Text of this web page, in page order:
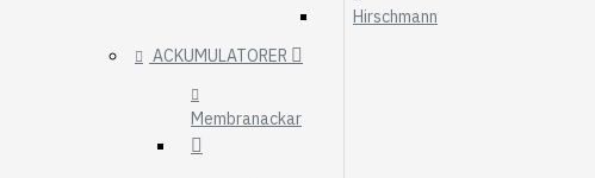
Hirschmann
ACKUMULATORER
Membranackar